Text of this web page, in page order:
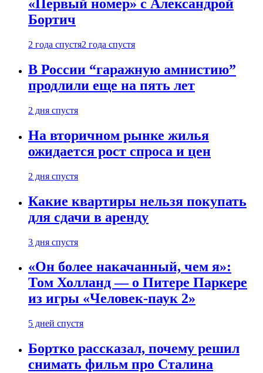
«Первый номер» с Александрой
Бортич
2 года спустя2 года спустя
В России “гаражную амнистию”
продлили еще на пять лет
2 дня спустя
На вторичном рынке жилья
ожидается рост спроса и цен
2 дня спустя
Какие квартиры нельзя покупать
для сдачи в аренду
3 дня спустя
«Он более накачанный, чем я»:
Том Холланд — о Питере Паркере
из игры «Человек-паук 2»
5 дней спустя
Бортко рассказал, почему решил
снимать фильм про Сталина